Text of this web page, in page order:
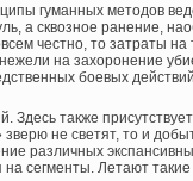
гуманных методов
а сквозное ранение,
честно, то затраты
на захоронение
боевых
также
не светят, то и
различных
на сегменты. Летают